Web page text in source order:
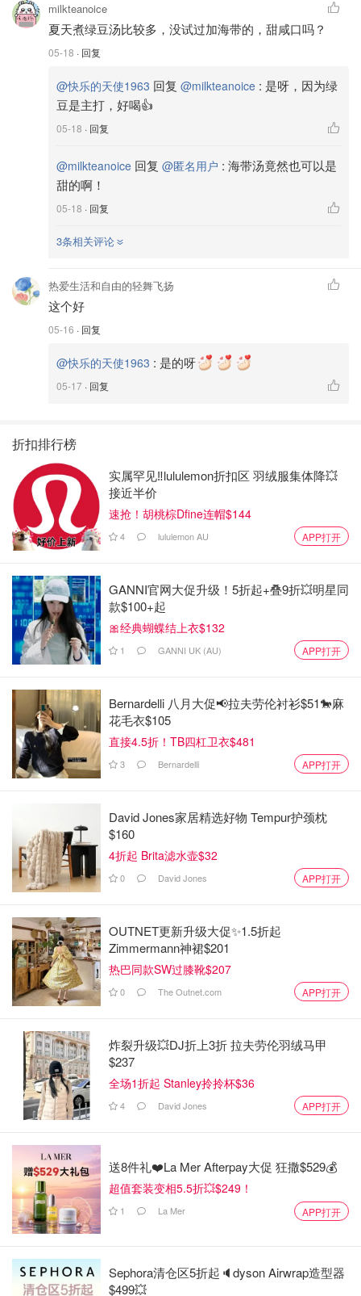
milkteanoice
夏天煮绿豆汤比较多，没试过加海带的，甜咸口吗？
05-18 · 回复
@快乐的天使1963 回复 @milkteanoice : 是呀，因为绿
豆是主打，好喝👍
05-18 · 回复
@milkteanoice 回复 @匿名用户 : 海带汤竟然也可以是
甜的啊！
05-18 · 回复
3条相关评论
热爱生活和自由的轻舞飞扬
这个好
05-16 · 回复
@快乐的天使1963 : 是的呀
05-17 · 回复
折扣排行榜
实属罕见‼️lululemon折扣区 羽绒服集体降💥
接近半价
速抢！胡桃棕Dfine连帽$144
4 lululemon AU APP打开
GANNI官网大促升级！5折起+叠9折💥明星同
款$100+起
🎀经典蝴蝶结上衣$132
1 GANNI UK (AU) APP打开
Bernardelli 八月大促📢拉夫劳伦衬衫$51🐎麻
花毛衣$105
直接4.5折！TB四杠卫衣$481
3 Bernardelli APP打开
David Jones家居精选好物 Tempur护颈枕
$160
4折起 Brita滤水壶$32
0 David Jones APP打开
OUTNET更新升级大促✨1.5折起
Zimmermann神裙$201
热巴同款SW过膝靴$207
0 The Outnet.com APP打开
炸裂升级💥DJ折上3折 拉夫劳伦羽绒马甲
$237
全场1折起 Stanley拎拎杯$36
4 David Jones APP打开
送8件礼❤️La Mer Afterpay大促 狂撒$529💰
超值套装变相5.5折💥$249！
1 La Mer APP打开
Sephora清仓区5折起🔈dyson Airwrap造型器
$499💥